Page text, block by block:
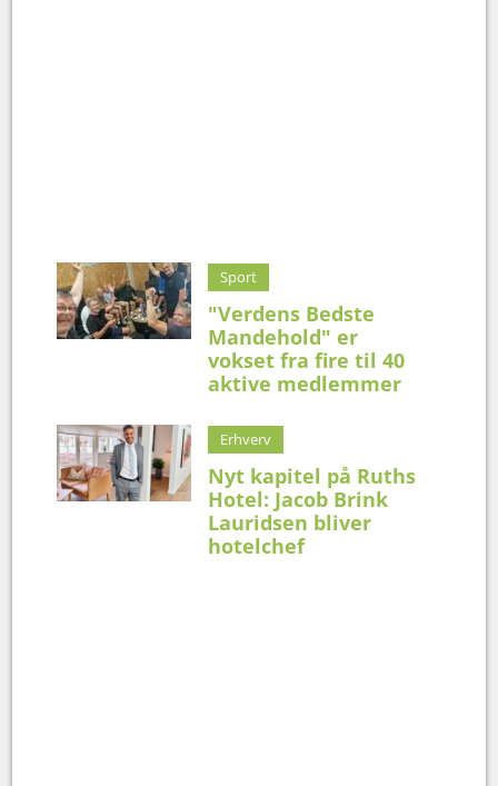
Sport
"Verdens Bedste
Mandehold" er
vokset fra fire til 40
aktive medlemmer
Erhverv
Nyt kapitel på Ruths
Hotel: Jacob Brink
Lauridsen bliver
hotelchef